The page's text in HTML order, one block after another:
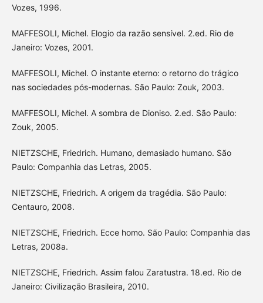
Vozes, 1996.
MAFFESOLI, Michel. Elogio da razão sensível. 2.ed. Rio de
Janeiro: Vozes, 2001.
MAFFESOLI, Michel. O instante eterno: o retorno do trágico
nas sociedades pós-modernas. São Paulo: Zouk, 2003.
MAFFESOLI, Michel. A sombra de Dioniso. 2.ed. São Paulo:
Zouk, 2005.
NIETZSCHE, Friedrich. Humano, demasiado humano. São
Paulo: Companhia das Letras, 2005.
NIETZSCHE, Friedrich. A origem da tragédia. São Paulo:
Centauro, 2008.
NIETZSCHE, Friedrich. Ecce homo. São Paulo: Companhia das
Letras, 2008a.
NIETZSCHE, Friedrich. Assim falou Zaratustra. 18.ed. Rio de
Janeiro: Civilização Brasileira, 2010.